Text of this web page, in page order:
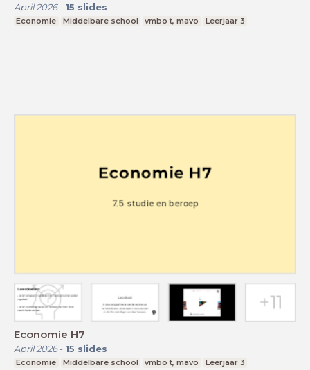
April 2026- 15 slides
Economie Middelbare school vmbo t, mavo Leerjaar 3
Economie H7
April 2026- 15 slides
Economie Middelbare school vmbo t, mavo Leerjaar 3